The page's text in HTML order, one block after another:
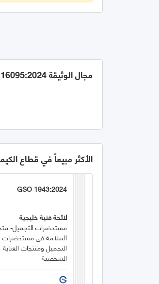
مجال الوثيقة GSO ISO/TS 16095:2024
الأكثر مبيعاً في قطاع
GSO 1943:2024
لائحة فنية خليجية
مستحضرات التجميل-
السلامة في مستحضرات
التجميل ومنتجات العناية
الشخصية